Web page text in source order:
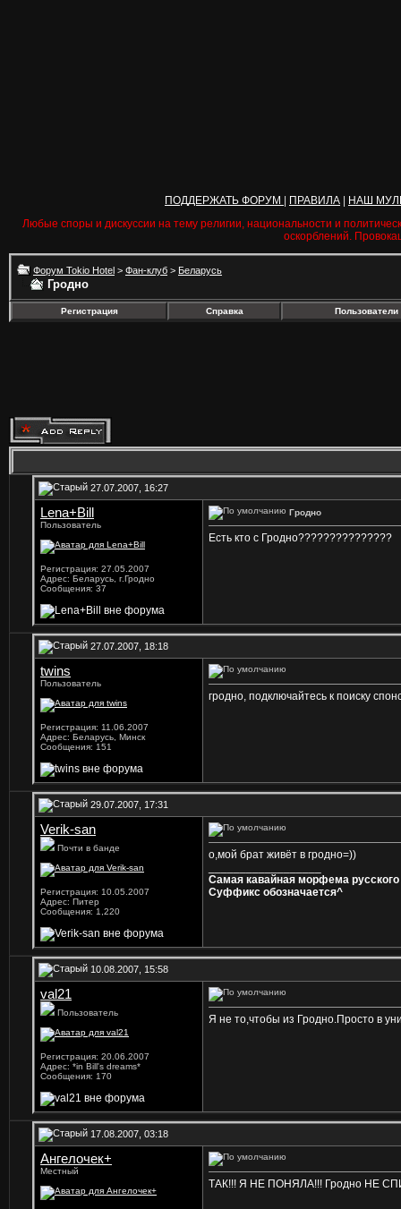
ПОДДЕРЖАТЬ ФОРУМ ПРАВИЛА
НАШ
Любые споры и дискуссии на тему религии, национальности и
оскорблений.
Форум Tokio Hotel > Фан-клуб > Беларусь
Гродно
Регистрация Справка Пользователи
27.07.2007, 16:27
Lena+Bill
Пользователь
Регистрация: 27.05.2007
Адрес: Беларусь, г.Гродно
Сообщения: 37
Гродно
Есть кто с Гродно???????????????
27.07.2007, 18:18
twins
Пользователь
Регистрация: 11.06.2007
Адрес: Беларусь, Минск
Сообщения: 151
гродно, подключайтесь к поиску
29.07.2007, 17:31
Verik-san
Почти в банде
Регистрация: 10.05.2007
Адрес: Питер
Сообщения: 1,220
о,мой брат живёт в гродно=))
Самая кавайная морфема
Суффикс обозначается^
10.08.2007, 15:58
val21
Пользователь
Регистрация: 20.06.2007
Адрес: *in Bill's dreams*
Сообщения: 170
Я не то,чтобы из Гродно.Просто в
17.08.2007, 03:18
Ангелочек+
Местный
ТАК!!! Я НЕ ПОНЯЛА!!! Гродно НЕ